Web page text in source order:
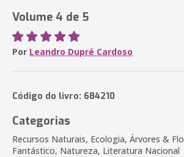
Volume 4 de 5
Por Leandro Dupré Cardoso
Código do livro: 684210
Categorias
Recursos Naturais, Ecologia, Árvores &
Fantástico, Natureza, Literatura Nacional